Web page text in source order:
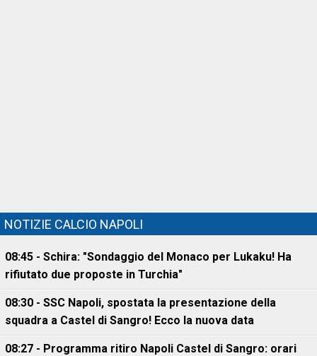
NOTIZIE CALCIO NAPOLI
08:45 - Schira: "Sondaggio del Monaco per Lukaku! Ha
rifiutato due proposte in Turchia"
08:30 - SSC Napoli, spostata la presentazione della
squadra a Castel di Sangro! Ecco la nuova data
08:27 - Programma ritiro Napoli Castel di Sangro: orari